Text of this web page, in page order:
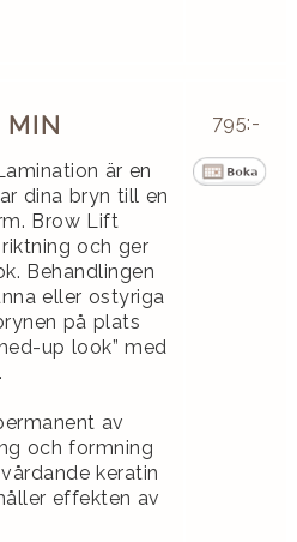
MIN
är en
dina bryn till en
Brow Lift
och ger
Behandlingen
eller ostyriga
på plats
up look” med
av
och formning
keratin
effekten av
795:-